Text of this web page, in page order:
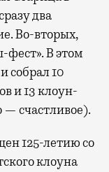
два
Во-вторых,
В этом
собрал 10
и 13 клоун-
— счастливое).
125-летию со
клоуна